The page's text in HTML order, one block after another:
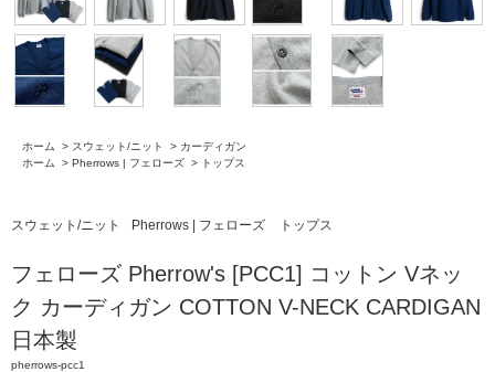
ホーム > スウェット/ニット > カーディガン
ホーム
> Pherrows | フェローズ > トップス
スウェット/ニット Pherrows | フェローズ トップス
フェローズ Pherrow's [PCC1] コットン Vネッ
ク カーディガン COTTON V-NECK CARDIGAN
日本製
pherrows-pcc1